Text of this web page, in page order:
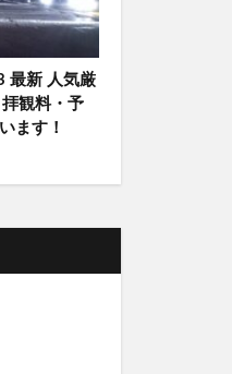
最新 人気厳
観料・予
ます！